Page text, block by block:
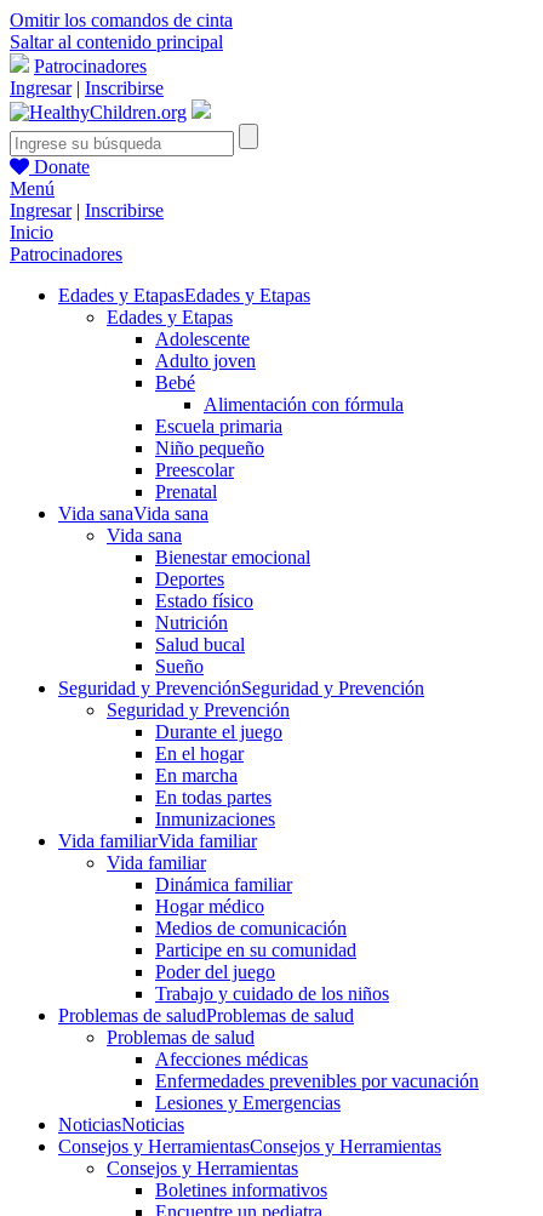
Omitir los comandos de cinta
Saltar al contenido principal
Patrocinadores
Ingresar| Inscribirse
Donate
Menú
Ingresar| Inscribirse
Inicio
Patrocinadores
Edades y EtapasEdades y Etapas
Edades y Etapas
Adolescente
Adulto joven
Bebé
Alimentación con fórmula
Escuela primaria
Niño pequeño
Preescolar
Prenatal
Vida sanaVida sana
Vida sana
Bienestar emocional
Deportes
Estado físico
Nutrición
Salud bucal
Sueño
Seguridad y PrevenciónSeguridad y Prevención
Seguridad y Prevención
Durante el juego
En el hogar
En marcha
En todas partes
Inmunizaciones
Vida familiarVida familiar
Vida familiar
Dinámica familiar
Hogar médico
Medios de comunicación
Participe en su comunidad
Poder del juego
Trabajo y cuidado de los niños
Problemas de saludProblemas de salud
Problemas de salud
Afecciones médicas
Enfermedades prevenibles por vacunación
Lesiones y Emergencias
NoticiasNoticias
Consejos y HerramientasConsejos y Herramientas
Consejos y Herramientas
Boletines informativos
Encuentre un pediatra